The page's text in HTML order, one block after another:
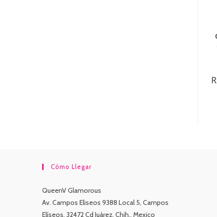
Cómo Llegar
QueenV Glamorous
Av. Campos Eliseos 9388 Local 5, Campos
Elíseos, 32472 Cd Juárez, Chih., Mexico